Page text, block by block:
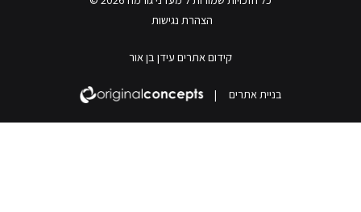
הצהרת נגישות
קידום אתרים עידן בן אור
בניית אתרים |